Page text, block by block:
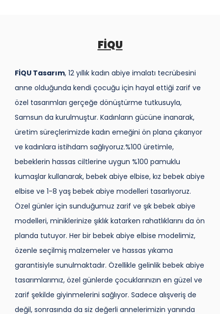
FİQU
FİQU Tasarım, 12 yıllık kadın abiye imalatı tecrübesini
anne olduğunda kendi çocuğu için hayal ettiği zarif ve
özel tasarımları gerçeğe dönüştürme tutkusuyla,
Samsun da kurulmuştur. Kadınların gücüne inanarak,
üretim süreçlerimizde kadın emeğini ön plana çıkarıyor
ve kadınlara istihdam sağlıyoruz.%100 üretimle,
bebeklerin hassas ciltlerine uygun %100 pamuklu
kumaşlar kullanarak, bebek abiye elbise, kız bebek abiye
elbise ve 1-8 yaş bebek abiye modelleri tasarlıyoruz.
Özel günler için sunduğumuz zarif ve şık bebek abiye
modelleri, miniklerinize şıklık katarken rahatlıklarını da ön
planda tutuyor. Her bir bebek abiye elbise modelimiz,
özenle seçilmiş malzemeler ve hassas yıkama
garantisiyle sunulmaktadır. Özellikle gelinlik bebek abiye
tasarımlarımız, özel günlerde çocuklarınızın en güzel ve
zarif şekilde giyinmelerini sağlıyor. Sadece alışveriş de
değil, sonrasında da siz değerli annelerimizin yanında